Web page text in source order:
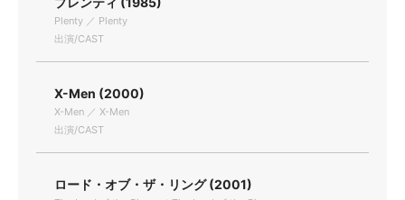
Plenty ／ Plenty
出演/CAST
X-Men (2000)
X-Men ／ X-Men
出演/CAST
ロード・オブ・ザ・リング (2001)